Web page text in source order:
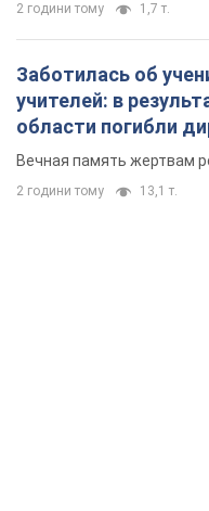
2 години тому 1,7 т.
Заботилась об
учителей: в
области погибли
муж и внук
Вечная память жертвам
2 години тому 13,1 т.